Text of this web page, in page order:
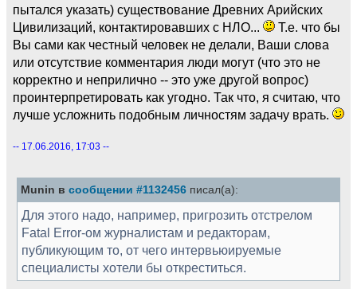
пытался указать) существование Древних Арийских
Цивилизаций, контактировавших с НЛО...
Т.е. что бы
Вы сами как честный человек не делали, Ваши слова
или отсутствие комментария люди могут (что это не
корректно и неприлично -- это уже другой вопрос)
проинтерпретировать как угодно. Так что, я считаю, что
лучше усложнить подобным личностям задачу врать.
-- 17.06.2016, 17:03 --
Munin в сообщении #1132456 писал(а):
Для этого надо, например, пригрозить отстрелом
Fatal Error-ом журналистам и редакторам,
публикующим то, от чего интервьюируемые
специалисты хотели бы откреститься.